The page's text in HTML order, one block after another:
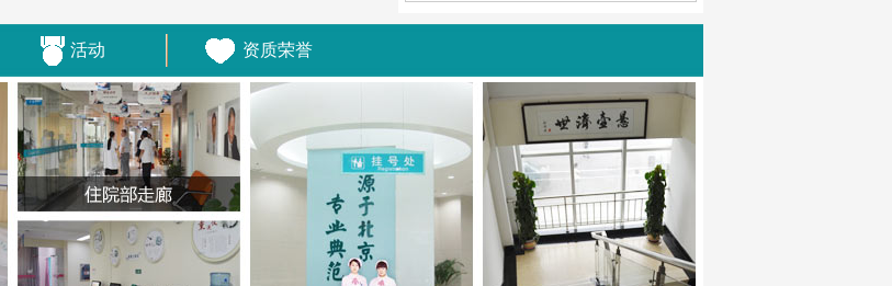
活动 资质荣誉